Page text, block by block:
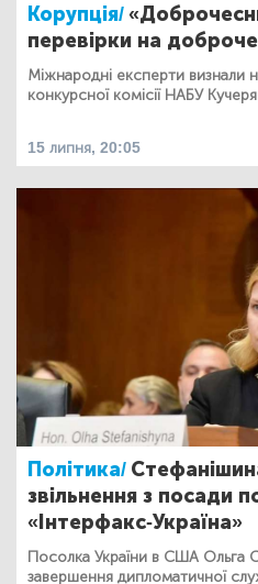
Корупція/
перевірки на
Міжнародні експерти визнали
конкурсної комісії НАБУ
15 липня, 20:05
Політика/
звільнення з посади
«Інтерфакс-Україна»
Посолка України в США Ольга
завершення дипломатичної